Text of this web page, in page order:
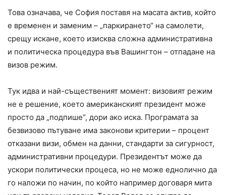
Това означава, че София поставя на масата актив, който
е временен и заменим – „паркирането“ на самолети,
срещу искане, което изисква сложна административна
и политическа процедура във Вашингтон – отпадане на
визов режим.
Тук идва и най-същественият момент: визовият режим
не е решение, което американският президент може
просто да „подпише“, дори ако иска. Програмата за
безвизово пътуване има законови критерии – процент
отказани визи, обмен на данни, стандарти за сигурност,
административни процедури. Президентът може да
ускори политически процеса, но не може еднолично да
го наложи по начин, по който например договаря мита